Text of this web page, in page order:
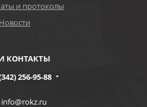
и протоколы
Новости
КОНТАКТЫ
256-95-88
info@rokz.ru